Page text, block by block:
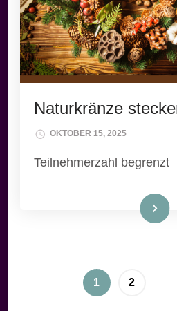
Naturkränze
OKTOBER 15, 2025
Teilnehmerzahl begrenzt
Weiterlesen
SEITE
1 SEITE
2